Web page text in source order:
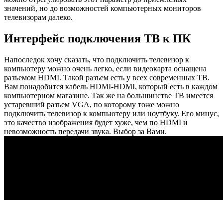
значений, но до возможностей компьютерных мониторов
телевизорам далеко.
Интерфейс подключения ТВ к ПК
Напоследок хочу сказать, что подключить телевизор к
компьютеру можно очень легко, если видеокарта оснащена
разъемом HDMI. Такой разъем есть у всех современных ТВ.
Вам понадобится кабель HDMI-HDMI, который есть в каждом
компьютерном магазине. Так же на большинстве ТВ имеется
устаревший разъем VGA, по которому тоже можно
подключить телевизор к компьютеру или ноутбуку. Его минус,
это качество изображения будет хуже, чем по HDMI и
невозможность передачи звука. Выбор за Вами.